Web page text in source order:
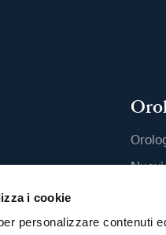
i cookie
personalizzare contenuti